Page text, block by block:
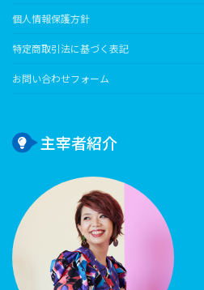
個人情報保護方針
特定商取引法に基づく表記
お問い合わせフォーム
主宰者紹介